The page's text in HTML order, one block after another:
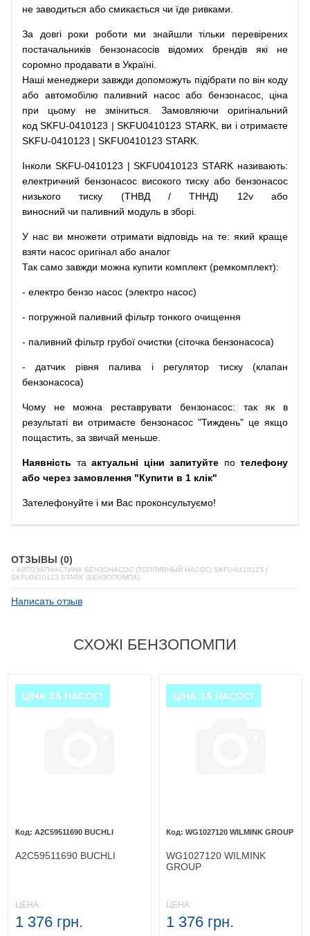
не заводиться або смикається чи їде ривками
За довгі роки роботи ми знайшли тільки
перевірених
постачальників
бензонасосів відомих брендів які
не
соромно продавати в Україні.
Наші менеджери завжди допоможуть підібрати по він коду
або автомобілю паливний насос або бензонасос,
ціна
при
цьому не зміниться Замовляючи
оригінальний
кодSKFU-0410123 | SKFU0410123 STARK, ви і отримаєте
SKFU-0410123 | SKFU0410123 STARK.
Інколи SKFU-0410123 | SKFU0410123 STARK називають:
електричний бензонасос високого тиску або бензонасос
низького
тиску (ТНВД / ТННД) 12v
або
виносний чи паливний модуль в зборі
У нас ви множети отримати відповідь на те: який краще
взяти насос оригінал або аналог
Так само завжди можна купити комплект (ремкомплект):
- електро бензо насос (электро насос)
- погружной паливний фільтр тонкого очищення
- паливний фільтр грубої очистки (сіточка бензонасоса)
- датчик рівня палива і регулятор тиску (клапан
бензонасоса)
Чому не можна реставрувати бензонасос: так як
в
результаті ви отримаєте бензонасос "Тиждень" це якщо
пощастить, за звичай меньше.
Наявність та актуальні ціни запитуйте по телефону
або через замовлення "Купити в 1 клік"
Зателефонуйте і ми Вас проконсультуємо!
ОТЗЫВЫ (0)
✅АВТОЗАПЧАСТИНА БЕНЗОНАСОС (ТОПЛИВНЫЙ НАСОС) SKFU-0410123 |
SKFU0410123 STARK (БЕНЗОПОМПА)
Написать отзыв
СХОЖІ БЕНЗОПОМПИ
ЦІНА ЗА НАСОС!
A2C59511690 BUCHLI
A2C59511690 BUCHLI
ЦЕНА:
1 376 грн.
ЦІНА ЗА НАСОС!
WG1027120 WILMINK GROUP
WG1027120 WILMINK
GROUP
ЦЕНА:
1 376 грн.